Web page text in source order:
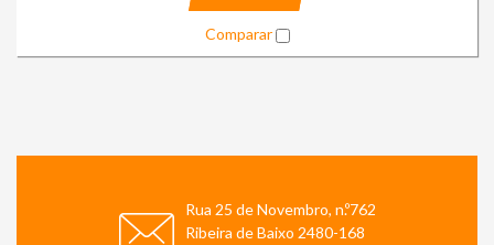
Comparar
Rua 25 de Novembro, n.º762
Ribeira de Baixo 2480-168